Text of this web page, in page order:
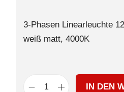
3-Phasen Linearleuchte
weiß matt, 4000K
IN DEN